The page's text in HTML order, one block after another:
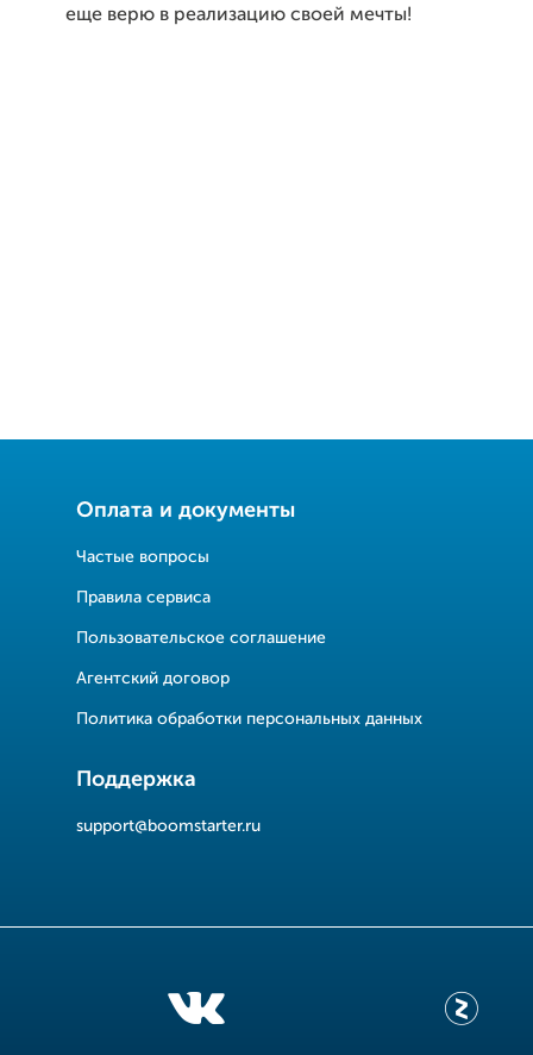
еще верю в реализацию своей мечты!
Оплата и документы
Частые вопросы
Правила сервиса
Пользовательское соглашение
Агентский договор
Политика обработки персональных данных
Поддержка
support@boomstarter.ru